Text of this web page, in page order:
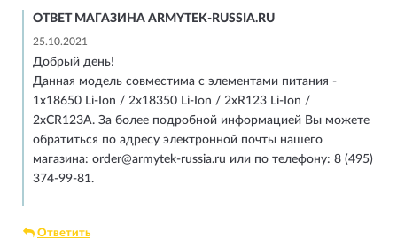
ОТВЕТ МАГАЗИНА ARMYTEK-RUSSIA.RU
25.10.2021
Добрый день!
Данная модель совместима с элементами питания -
1x18650 Li-Ion / 2x18350 Li-Ion / 2xR123 Li-Ion /
2xCR123A. За более подробной информацией Вы можете
обратиться по адресу электронной почты нашего
магазина: order@armytek-russia.ru или по телефону: 8 (495)
374-99-81.
Ответить